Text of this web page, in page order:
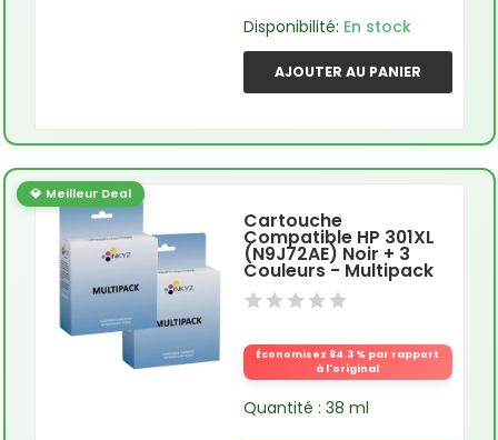
Disponibilité: En stock
AJOUTER AU PANIER
💎 Meilleur Deal
Cartouche
Compatible HP 301XL
(N9J72AE) Noir + 3
Couleurs - Multipack
Économisez 84.3 % par rapport
à l'original
Quantité : 38 ml